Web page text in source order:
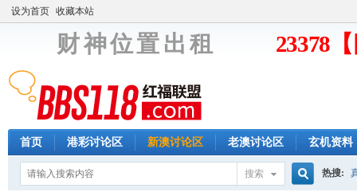
设为首页 收藏本站
财 神 位 置 出 租 23378
首页 港彩讨论区 新澳讨论区 老澳讨论区 玄机资料
搜索 热搜: